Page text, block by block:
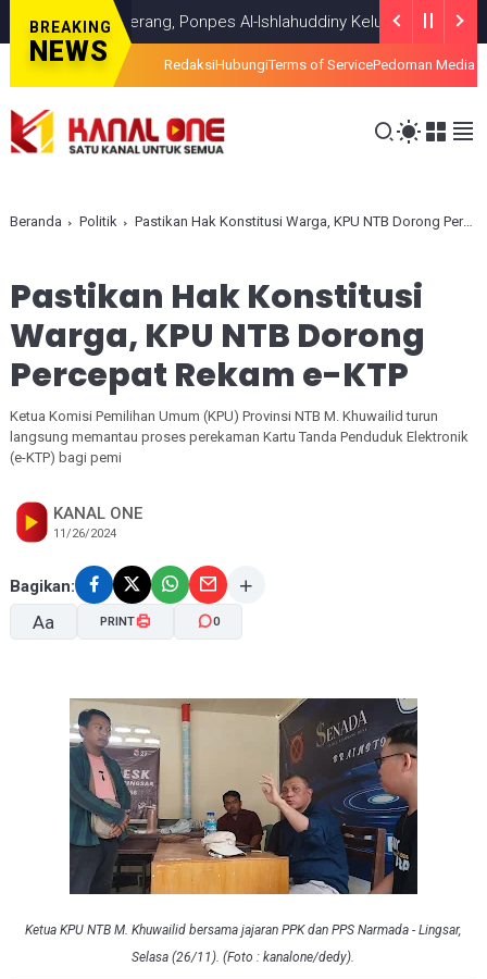
BREAKING
NEWS
Terang, Ponpes Al-Ishlahuddiny Keluarkan Maklumlat
RedaksiHubungiTerms of ServicePedoman Media
Beranda Politik Pastikan Hak Konstitusi Warga, KPU NTB Dorong Percepat Rekam e-KTP
Pastikan Hak Konstitusi
Warga, KPU NTB Dorong
Percepat Rekam e-KTP
Ketua Komisi Pemilihan Umum (KPU) Provinsi NTB M. Khuwailid turun
langsung memantau proses perekaman Kartu Tanda Penduduk Elektronik
(e-KTP) bagi pemi
KANAL ONE
11/26/2024
Bagikan:
Aa
A- A+
PRINT 0
Ketua KPU NTB M. Khuwailid bersama jajaran PPK dan PPS Narmada - Lingsar,
Selasa (26/11). (Foto : kanalone/dedy).